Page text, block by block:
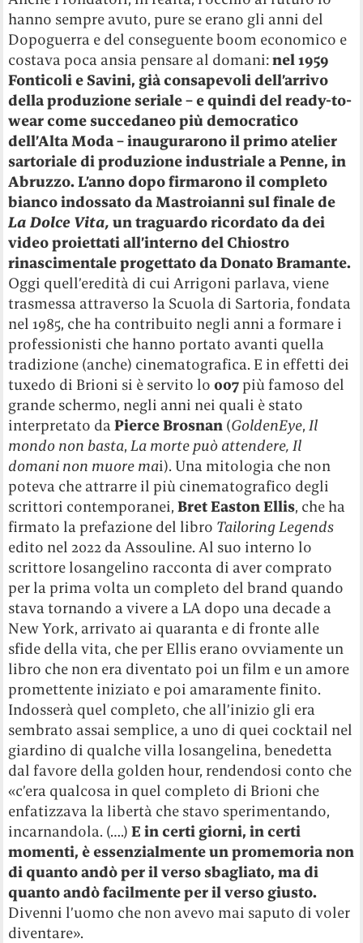
hanno sempre avuto, pure se erano gli anni del
Dopoguerra e del conseguente boom economico e
costava poca ansia pensare al domani:nel 1959
Fonticoli e Savini, già consapevoli dell’arrivo
della produzione seriale – e quindi del ready-to-
wear come succedaneo più democratico
dell’Alta Moda – inaugurarono il primo atelier
sartoriale di produzione industriale a Penne, in
Abruzzo. L’anno dopo firmarono il completo
bianco indossato da Mastroianni sul finale de
La Dolce Vita, un traguardo ricordato da dei
video proiettati all’interno del Chiostro
rinascimentale progettato da Donato Bramante.
Oggi quell’eredità di cui Arrigoni parlava, viene
trasmessa attraverso la Scuola di Sartoria, fondata
nel 1985, che ha contribuito negli anni a formare i
professionisti che hanno portato avanti quella
tradizione (anche) cinematografica. E in effetti dei
tuxedo di Brioni si è servito lo 007 più famoso del
grande schermo, negli anni nei quali è stato
interpretato daPierce Brosnan (GoldenEye,Il
mondo non basta,La morte può attendere, Il
domani non muore mai). Una mitologia che non
poteva che attrarre il più cinematografico degli
scrittori contemporanei,Bret Easton Ellis, che ha
firmato la prefazione del libro Tailoring Legends
edito nel 2022 da Assouline. Al suo interno lo
scrittore losangelino racconta di aver comprato
per la prima volta un completo del brand quando
stava tornando a vivere a LA dopo una decade a
New York, arrivato ai quaranta e di fronte alle
sfide della vita, che per Ellis erano ovviamente un
libro che non era diventato poi un film e un amore
promettente iniziato e poi amaramente finito.
Indosserà quel completo, che all’inizio gli era
sembrato assai semplice, a uno di quei cocktail nel
giardino di qualche villa losangelina, benedetta
dal favore della golden hour, rendendosi conto che
«c’era qualcosa in quel completo di Brioni che
enfatizzava la libertà che stavo sperimentando,
incarnandola. (….)E in certi giorni, in certi
momenti, è essenzialmente un promemoria non
di quanto andò per il verso sbagliato, ma di
quanto andò facilmente per il verso giusto.
Divenni l’uomo che non avevo mai saputo di voler
diventare».